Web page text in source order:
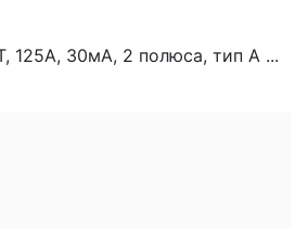
125A, 30мА, 2 полюса, тип А ...